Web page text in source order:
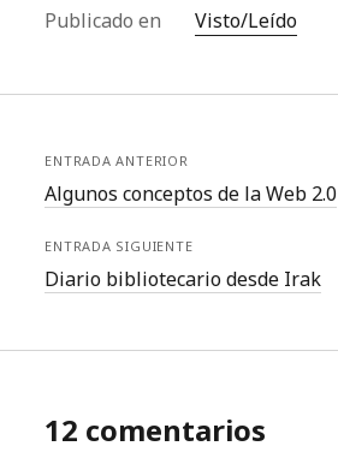
Publicado en Visto/Leído
ENTRADA ANTERIOR
Algunos conceptos de la Web 2.0
ENTRADA SIGUIENTE
Diario bibliotecario desde Irak
12 comentarios